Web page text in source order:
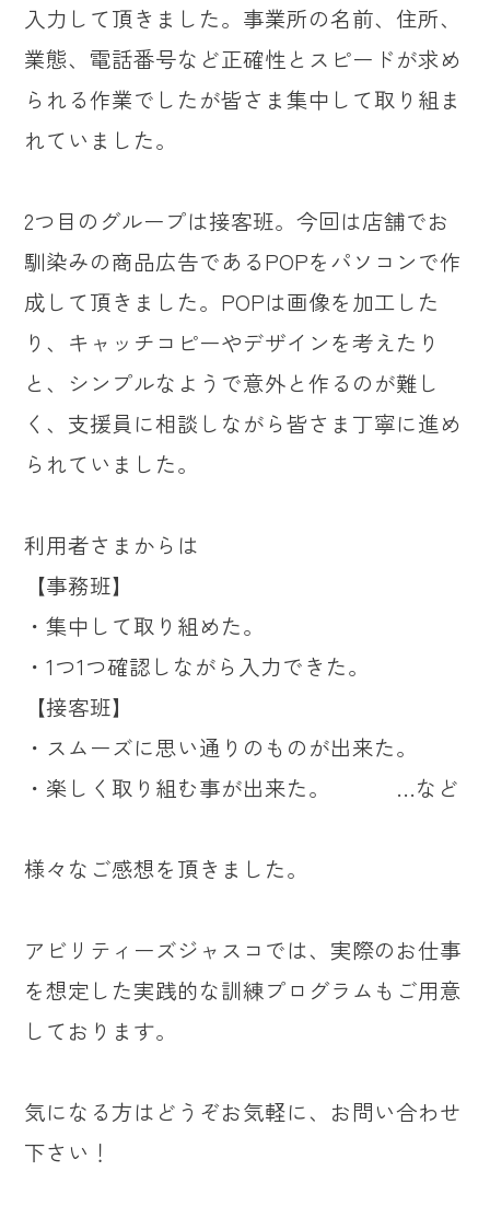
入力して頂きました。事業所の名前、住所、
業態、電話番号など正確性とスピードが求め
られる作業でしたが皆さま集中して取り組ま
れていました。
2つ目のグループは接客班。今回は店舗でお
馴染みの商品広告であるPOPをパソコンで作
成して頂きました。POPは画像を加工した
り、キャッチコピーやデザインを考えたり
と、シンプルなようで意外と作るのが難し
く、支援員に相談しながら皆さま丁寧に進め
られていました。
利用者さまからは
【事務班】
・集中して取り組めた。
・1つ1つ確認しながら入力できた。
【接客班】
・スムーズに思い通りのものが出来た。
・楽しく取り組む事が出来た。 …など
様々なご感想を頂きました。
アビリティーズジャスコでは、実際のお仕事
を想定した実践的な訓練プログラムもご用意
しております。
気になる方はどうぞお気軽に、お問い合わせ
下さい！